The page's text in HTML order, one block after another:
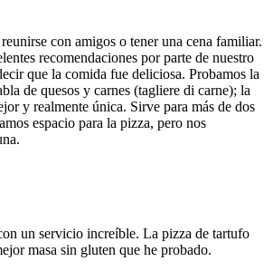
con amigos o tener una cena familiar.
recomendaciones por parte de nuestro
que la comida fue deliciosa. Probamos la
de quesos y carnes (tagliere di carne); la
y realmente única. Sirve para más de dos
espacio para la pizza, pero nos
un servicio increíble. La pizza de tartufo
masa sin gluten que he probado.